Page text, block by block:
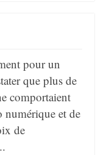
pour un
que plus de
comportaient
numérique et de
de